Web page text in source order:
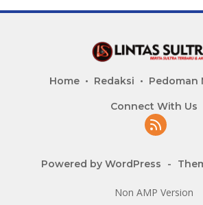
Home Redaksi Pedoman
Connect With Us
Powered by WordPress -
Non AMP Version